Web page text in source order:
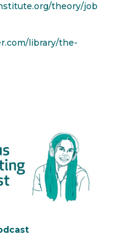
theory/job
library/the-